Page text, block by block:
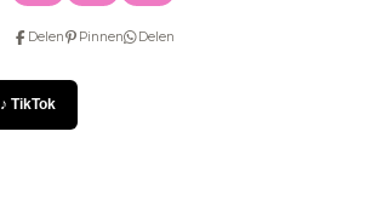
Delen Pinnen Delen
♪ TikTok